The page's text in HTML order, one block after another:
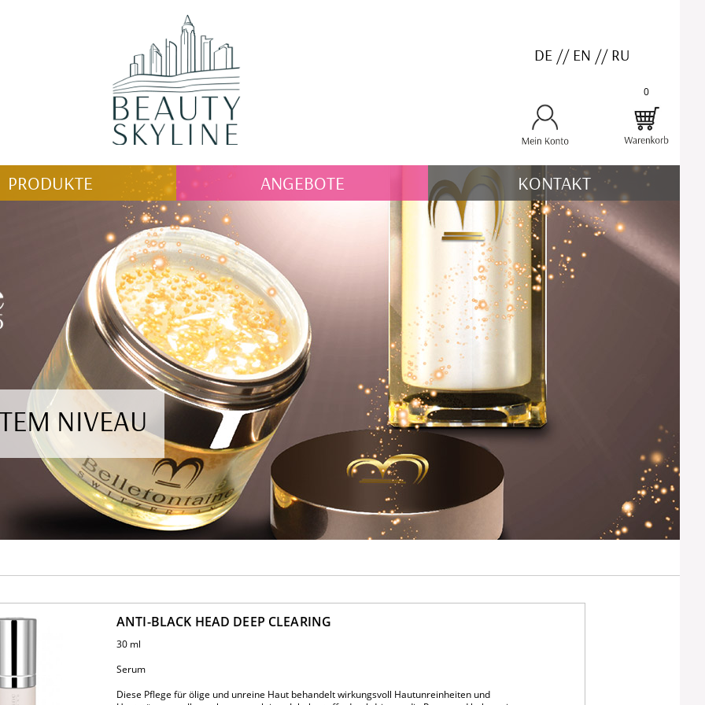
DE // EN // RU
0
PRODUKTE ANGEBOTE KONTAKT
NIVEAU
ANTI-BLACK HEAD DEEP CLEARING
30 ml
Serum
Diese Pflege für ölige und unreine Haut behandelt wirkungsvoll Hautunreinheiten und